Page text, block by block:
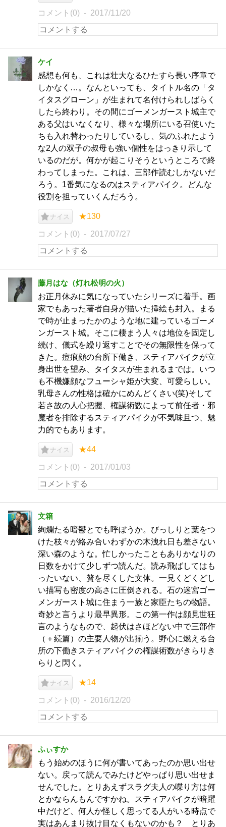
コメント(0) 2017/11/20
ケイ
感想も何も、これは壮大なるひたすら長い序章で
しかなく…。なんといっても、タイトル名の「タ
イタスグローン」が生まれて名付けられしばらく
したら終わり。その間にゴーメンガースト城主で
ある父はいなくなり、様々な場所にいる召使いた
ちも入れ替わったりしているし、気のふれたよう
な2人の双子の叔母も強い個性をはっきり示して
いるのだが。何かが起こりそうというところで終
わってしまった。これは、三部作読むしかないだ
ろう。1番気になるのはスティアパイク。どんな
役割を担っていくんだろう。
ナイス ★130
コメント(0) 2017/07/27
藤月はな（灯れ松明の火）
お正月休みに気になっていたシリーズに着手。画
家でもあった著者自身が描いた挿絵も封入。まる
で時が止まったかのような地に建っているゴーメ
ンガースト城。そこに棲まう人々は地位を固定し
続け、儀式を繰り返すことでその無限性を保って
きた。痘痕顔の台所下働き、スティアパイクが立
身出世を望み、タイタスが生まれるまでは。いつ
も不機嫌顔なフューシャ姫が大変、可愛らしい。
乳母さんの性格は確かにめんどくさい(笑)そして
若さ故の人心把握、権謀術数によって前任者・邪
魔者を排除するスティアパイクが不気味且つ、魅
力的でもあります。
ナイス ★44
コメント(0) 2017/01/03
文箱
絢爛たる暗鬱とでも呼ぼうか。びっしりと葉をつ
けた枝々が絡み合いわずかの木洩れ日も差さない
深い森のような。忙しかったこともありかなりの
日数をかけて少しずつ読んだ。読み飛ばしてはも
ったいない、贅を尽くした文体。一見くどくどし
い描写も密度の高さに圧倒される。石の迷宮ゴー
メンガースト城に住まう一族と家臣たちの物語。
奇妙と言うより最早異形。この第一作は顔見世狂
言のようなもので、起伏はさほどない中で三部作
（＋続篇）の主要人物が出揃う。野心に燃える台
所の下働きスティアパイクの権謀術数がきらりき
らりと閃く。
ナイス ★14
コメント(0) 2016/12/20
ふぃすか
もう始めのほうに何が書いてあったのか思い出せ
ない。戻って読んでみたけどやっぱり思い出せま
せんでした。とりあえずスラグ夫人の喋り方は何
とかならんもんですかね。スティアパイクが暗躍
中だけど、何人か怪しく思ってる人がいる時点で
実はあんまり抜け目なくもないのかも？ とりあ